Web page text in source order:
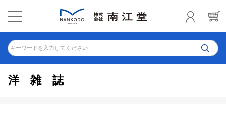
キーワードを入力してください
洋雑誌